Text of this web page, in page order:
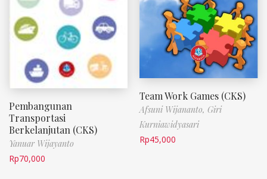
Pembangunan
Transportasi
Berkelanjutan (CKS)
Yanuar Wijayanto
Rp70,000
Team Work Games (CKS)
Afsuni Wijananto, Giri
Kurniawidyasari
Rp45,000